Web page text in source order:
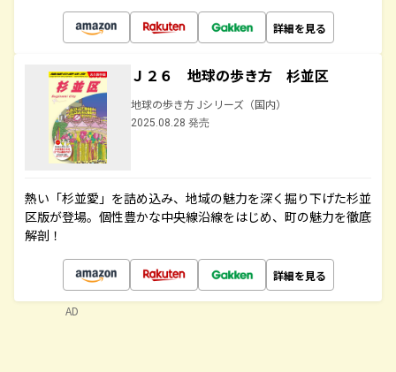
詳細を見る
Ｊ２６ 地球の歩き方 杉並区
地球の歩き方 Jシリーズ（国内）
2025.08.28 発売
熱い「杉並愛」を詰め込み、地域の魅力を深く掘り下げた杉並
区版が登場。個性豊かな中央線沿線をはじめ、町の魅力を徹底
解剖！
詳細を見る
AD